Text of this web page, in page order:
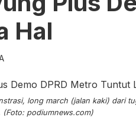
Hal
long march (jalan kaki) dari
(Foto: podiumnews.com)